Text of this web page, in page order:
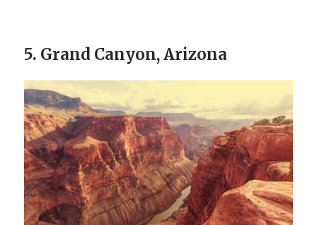
5. Grand Canyon, Arizona